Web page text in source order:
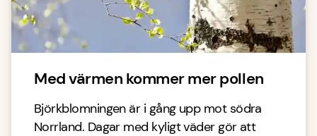
Med värmen kommer mer pollen
Björkblomningen är i gång upp mot södra
Norrland. Dagar med kyligt väder gör att